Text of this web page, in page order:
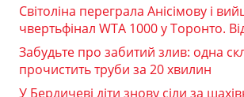
Світоліна переграла Анісімову і
чвертьфінал WTA 1000 у Торонто.
Забудьте про забитий злив: одна
прочистить труби за 20 хвилин
У Бердичеві діти знову сіли за